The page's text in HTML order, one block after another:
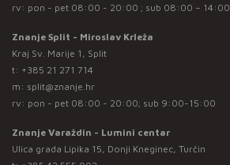
rv: pon - pet 08:00 - 20:00 ; sub 08:00 – 14:00
Znanje Split - Miroslav Krleža
Kraj Sv. Marije 1, Split
t: +385 21 271 714
m: split@znanje.hr
rv: pon - pet 08:00 - 20:00; sub 9:00-15:00
Znanje Varaždin - Lumini centar
Ulica grada Lipika 15, Donji Kneginec, Turčin